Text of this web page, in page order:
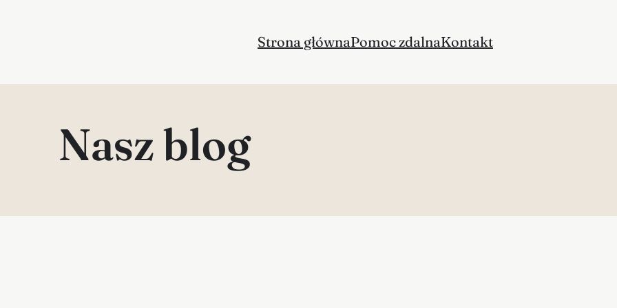
Strona głównaPomoc zdalnaKontakt
Nasz blog